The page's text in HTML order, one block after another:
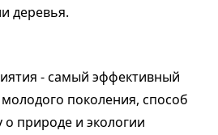
деревья.
- самый эффективный
поколения, способ
природе и экологии